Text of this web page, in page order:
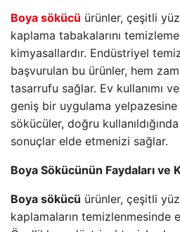
Boya sökücü ürünler, çeşitli
kaplama tabakalarını
kimyasallardır. Endüstriyel
başvurulan bu ürünler, hem
tasarrufu sağlar. Ev kullanımı
geniş bir uygulama
sökücüler, doğru
sonuçlar elde etmenizi sağlar.
Boya Sökücünün Faydaları ve
Boya sökücü ürünler, çeşitli
kaplamaların temizlenmesinde